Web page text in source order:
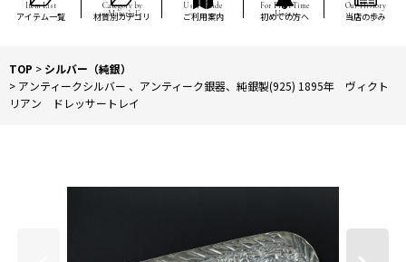
アイテム一覧 材質別カテゴリ ご利用案内 初めての方へ 当店の歩み
TOP > シルバー（純銀）
> アンティークシルバー 、アンティーク銀器、純銀製(925) 1895年 ヴィクト
リアン ドレッサートレイ